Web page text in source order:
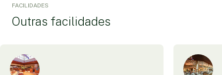
FACILIDADES
Outras facilidades